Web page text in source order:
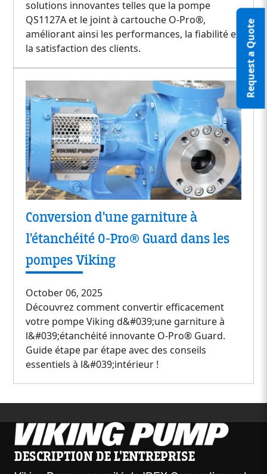
Request a Quote
solutions innovantes telles que la pompe
QS1127A et le joint à cartouche O-Pro®,
améliorant ainsi les performances, la fiabilité et
la satisfaction des clients.
Conversion d'une garniture à
l'étanchéité O-Pro® Guard dans les
pompes Viking
October 06, 2025
Découvrez comment convertir efficacement
votre pompe Viking d&#039;une garniture à
l&#039;étanchéité innovante O-Pro® Guard.
Guide étape par étape avec des conseils
essentiels à l&#039;intérieur !
DESCRIPTION DE L'ENTREPRISE